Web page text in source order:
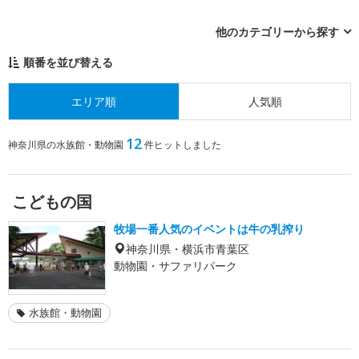
他のカテゴリーから探す
順番を並び替える
エリア順 人気順
神奈川県の水族館・動物園 12件ヒットしました
こどもの国
牧場一番人気のイベントは牛の乳搾り
神奈川県・横浜市青葉区
動物園・サファリパーク
水族館・動物園